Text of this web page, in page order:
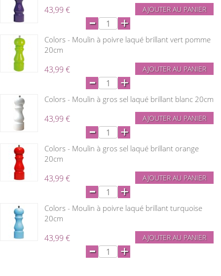
43,99 € AJOUTER AU PANIER
- +
Colors - Moulin à poivre laqué brillant vert pomme
20cm
43,99 € AJOUTER AU PANIER
- +
Colors - Moulin à gros sel laqué brillant blanc 20cm
43,99 € AJOUTER AU PANIER
- +
Colors - Moulin à gros sel laqué brillant orange
20cm
43,99 € AJOUTER AU PANIER
- +
Colors - Moulin à poivre laqué brillant turquoise
20cm
43,99 € AJOUTER AU PANIER
- +